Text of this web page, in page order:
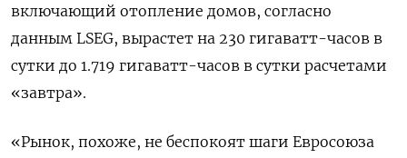
включающий отопление домов, согласно
данным LSEG, вырастет на 230 гигаватт-часов в
сутки до 1.719 гигаватт-часов в сутки расчетами
«завтра».
«Рынок, похоже, не беспокоят шаги Евросоюза